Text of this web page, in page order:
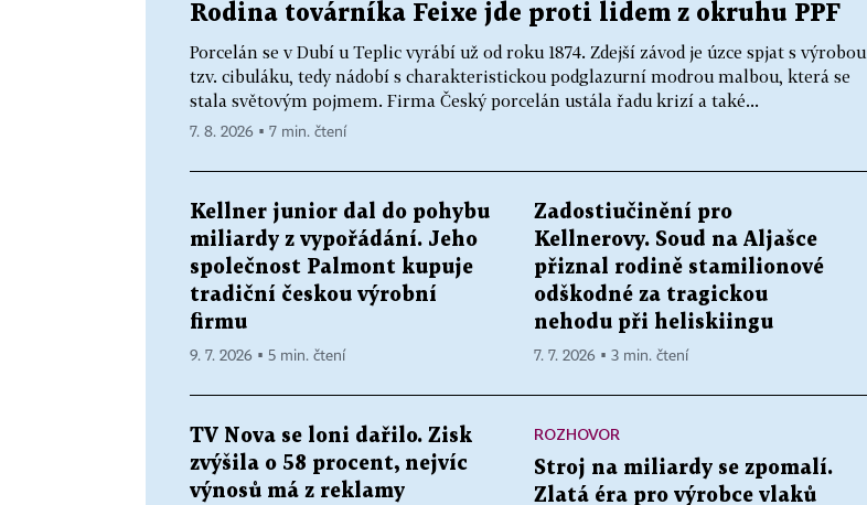
Rodina továrníka Feixe jde proti lidem z okruhu PPF
Porcelán se v Dubí u Teplic vyrábí už od roku 1874. Zdejší závod je úzce spjat s výrobou
tzv. cibuláku, tedy nádobí s charakteristickou podglazurní modrou malbou, která se
stala světovým pojmem. Firma Český porcelán ustála řadu krizí a také...
7. 8. 2026 ▪ 7 min. čtení
Kellner junior dal do pohybu
miliardy z vypořádání. Jeho
společnost Palmont kupuje
tradiční českou výrobní
firmu
9. 7. 2026 ▪ 5 min. čtení
Zadostiučinění pro
Kellnerovy. Soud na Aljašce
přiznal rodině stamilionové
odškodné za tragickou
nehodu při heliskiingu
7. 7. 2026 ▪ 3 min. čtení
TV Nova se loni dařilo. Zisk
zvýšila o 58 procent, nejvíc
výnosů má z reklamy
ROZHOVOR
Stroj na miliardy se zpomalí.
Zlatá éra pro výrobce vlaků